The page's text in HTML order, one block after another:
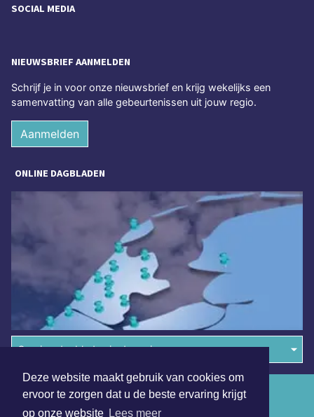
Deze website maakt gebruik van cookies om
ervoor te zorgen dat u de beste ervaring krijgt
op onze website Lees meer
SOCIAL MEDIA
NIEUWSBRIEF AANMELDEN
Schrijf je in voor onze nieuwsbrief en krijg wekelijks een
samenvatting van alle gebeurtenissen uit jouw regio.
Aanmelden
ONLINE DAGBLADEN
Overige dagbladen in de regio
Algemene voorwaarden